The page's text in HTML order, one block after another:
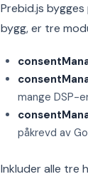
Prebid.js
bygg, er tre
mange DSP-
påkrevd av
Inkluder alle tre